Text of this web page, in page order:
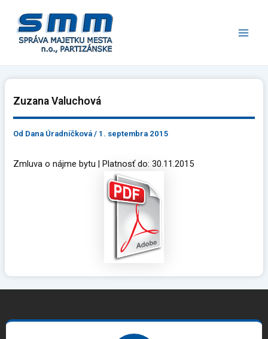
obsah
Zuzana Valuchová
Od Dana Úradníčková/ 1. septembra 2015
Zmluva o nájme bytu | Platnosť do: 30.11.2015